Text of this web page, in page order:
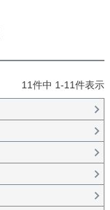
11件中 1-11件表示